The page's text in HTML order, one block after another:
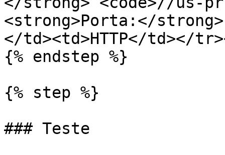
<strong>Porta:</strong>
</td><td>HTTP</td></
{% endstep %}
{% step %}
### Teste